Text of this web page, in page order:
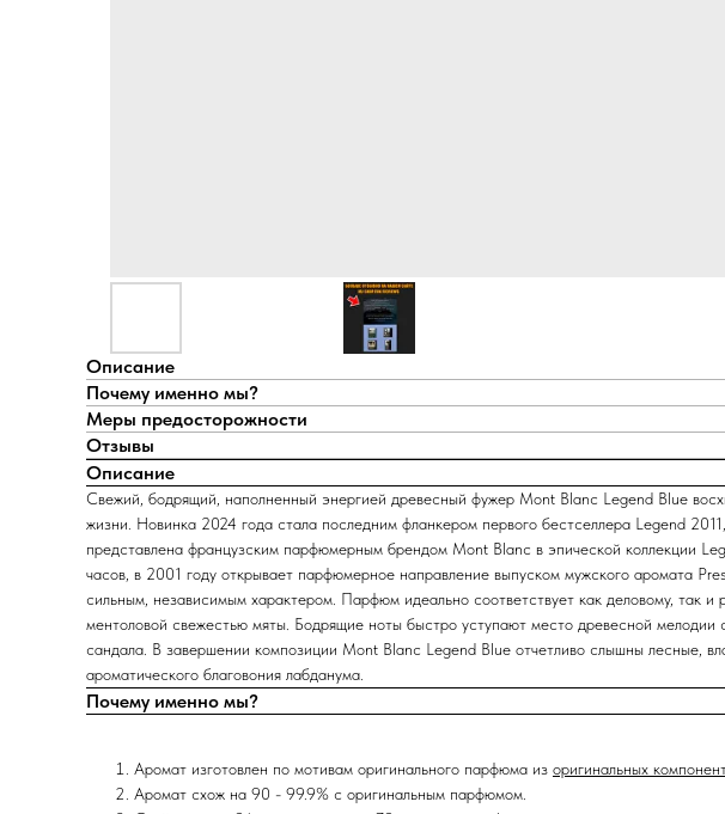
Описание
Почему именно мы?
Меры предосторожности
Отзывы
Описание
Свежий, бодрящий, наполненный энергией древесный фужер Mont Blanc Legend Blue
жизни. Новинка 2024 года стала последним фланкером первого бестселлера Legend
представлена французским парфюмерным брендом Mont Blanc в эпической коллекции
часов, в 2001 году открывает парфюмерное направление выпуском мужского аромата
сильным, независимым характером. Парфюм идеально соответствует как деловому, так
ментоловой свежестью мяты. Бодрящие ноты быстро уступают место древесной мелодии
сандала. В завершении композиции Mont Blanc Legend Blue отчетливо слышны лесные,
ароматического благовония лабданума.
Почему именно мы?
Аромат изготовлен по мотивам оригинального парфюма из оригинальных
Аромат схож на 90 - 99.9% с оригинальным парфюмом.